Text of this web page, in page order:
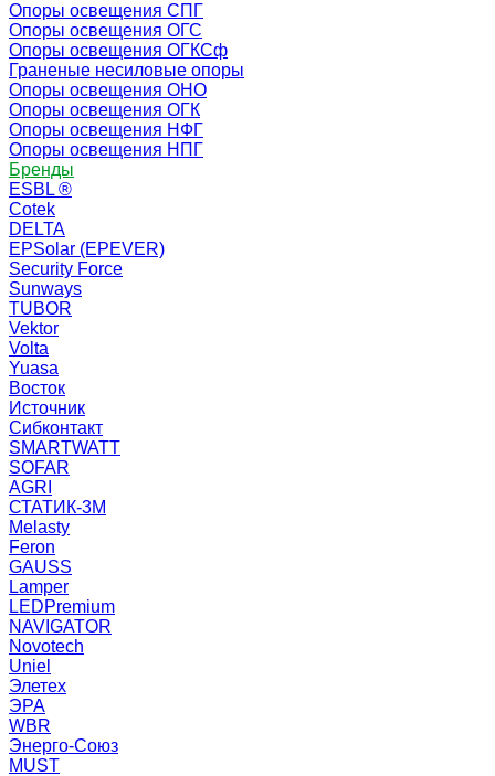
Опоры освещения СПГ
Опоры освещения ОГС
Опоры освещения ОГКСф
Граненые несиловые опоры
Опоры освещения ОНО
Опоры освещения ОГК
Опоры освещения НФГ
Опоры освещения НПГ
Бренды
ESBL ®
Cotek
DELTA
EPSolar (EPEVER)
Security Force
Sunways
TUBOR
Vektor
Volta
Yuasa
Восток
Источник
Сибконтакт
SMARTWATT
SOFAR
AGRI
СТАТИК-3М
Melasty
Feron
GAUSS
Lamper
LEDPremium
NAVIGATOR
Novotech
Uniel
Элетех
ЭРА
WBR
Энерго-Союз
MUST